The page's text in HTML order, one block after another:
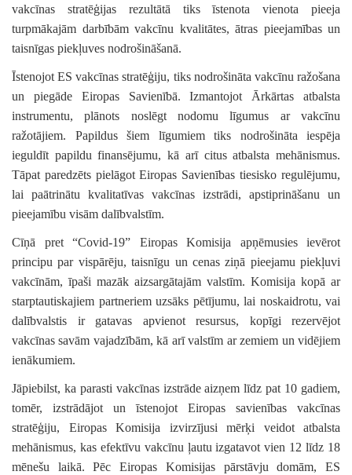
vakcīnas stratēģijas rezultātā tiks īstenota vienota pieeja
turpmākajām darbībām vakcīnu kvalitātes, ātras pieejamības un
taisnīgas piekļuves nodrošināšanā.
Īstenojot ES vakcīnas stratēģiju, tiks nodrošināta vakcīnu ražošana
un piegāde Eiropas Savienībā. Izmantojot Ārkārtas atbalsta
instrumentu, plānots noslēgt nodomu līgumus ar vakcīnu
ražotājiem. Papildus šiem līgumiem tiks nodrošināta iespēja
ieguldīt papildu finansējumu, kā arī citus atbalsta mehānismus.
Tāpat paredzēts pielāgot Eiropas Savienības tiesisko regulējumu,
lai paātrinātu kvalitatīvas vakcīnas izstrādi, apstiprināšanu un
pieejamību visām dalībvalstīm.
Cīņā pret “Covid-19” Eiropas Komisija apņēmusies ievērot
principu par vispārēju, taisnīgu un cenas ziņā pieejamu piekļuvi
vakcīnām, īpaši mazāk aizsargātajām valstīm. Komisija kopā ar
starptautiskajiem partneriem uzsāks pētījumu, lai noskaidrotu, vai
dalībvalstis ir gatavas apvienot resursus, kopīgi rezervējot
vakcīnas savām vajadzībām, kā arī valstīm ar zemiem un vidējiem
ienākumiem.
Jāpiebilst, ka parasti vakcīnas izstrāde aizņem līdz pat 10 gadiem,
tomēr, izstrādājot un īstenojot Eiropas savienības vakcīnas
stratēģiju, Eiropas Komisija izvirzījusi mērķi veidot atbalsta
mehānismus, kas efektīvu vakcīnu ļautu izgatavot vien 12 līdz 18
mēnešu laikā. Pēc Eiropas Komisijas pārstāvju domām, ES